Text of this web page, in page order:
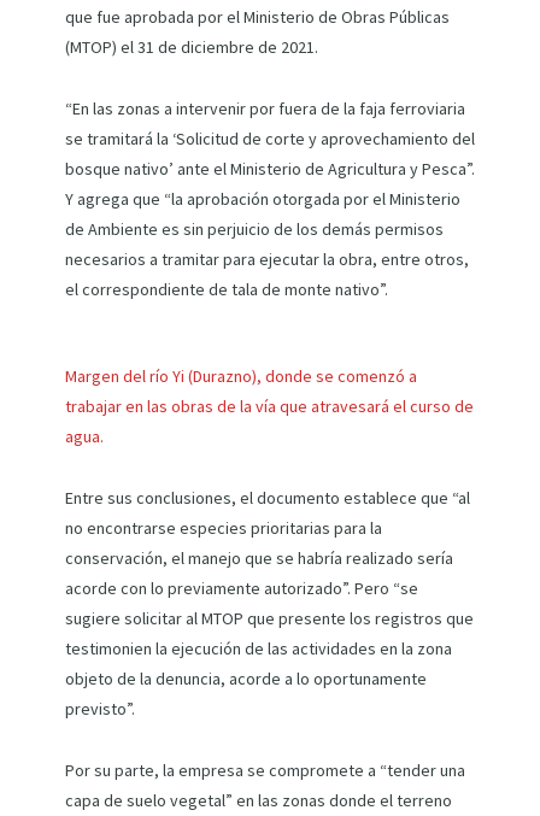
que fue aprobada por el Ministerio de Obras Públicas
(MTOP) el 31 de diciembre de 2021.
“En las zonas a intervenir por fuera de la faja ferroviaria
se tramitará la ‘Solicitud de corte y aprovechamiento del
bosque nativo’ ante el Ministerio de Agricultura y Pesca”.
Y agrega que “la aprobación otorgada por el Ministerio
de Ambiente es sin perjuicio de los demás permisos
necesarios a tramitar para ejecutar la obra, entre otros,
el correspondiente de tala de monte nativo”.
Margen del río Yi (Durazno), donde se comenzó a
trabajar en las obras de la vía que atravesará el curso de
agua.
Entre sus conclusiones, el documento establece que “al
no encontrarse especies prioritarias para la
conservación, el manejo que se habría realizado sería
acorde con lo previamente autorizado”. Pero “se
sugiere solicitar al MTOP que presente los registros que
testimonien la ejecución de las actividades en la zona
objeto de la denuncia, acorde a lo oportunamente
previsto”.
Por su parte, la empresa se compromete a “tender una
capa de suelo vegetal” en las zonas donde el terreno